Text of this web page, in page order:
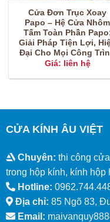
Cửa Đơn Trục Xoay
Papo – Hệ Cửa Nhôm
Tấm Toàn Phần
Giải Pháp Tiện Lợi,
Đại Cho Mọi Công
Giá: liên hệ
CỬA KÍNH ÂU VIỆT
Chuyên: thi công
trong hộp kính, kính hộp
Hotline:
Địa chỉ: 85 Ngõ 83,
Email: